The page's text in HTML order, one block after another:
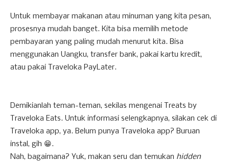
Untuk membayar makanan atau minuman yang kita pesan,
prosesnya mudah banget. Kita bisa memilih metode
pembayaran yang paling mudah menurut kita. Bisa
menggunakan Uangku, transfer bank, pakai kartu kredit,
atau pakai Traveloka PayLater.
Demikianlah teman-teman, sekilas mengenai Treats by
Traveloka Eats. Untuk informasi selengkapnya, silakan cek di
Traveloka app, ya. Belum punya Traveloka app? Buruan
instal, gih 😁.
Nah, bagaimana? Yuk, makan seru dan temukan hidden